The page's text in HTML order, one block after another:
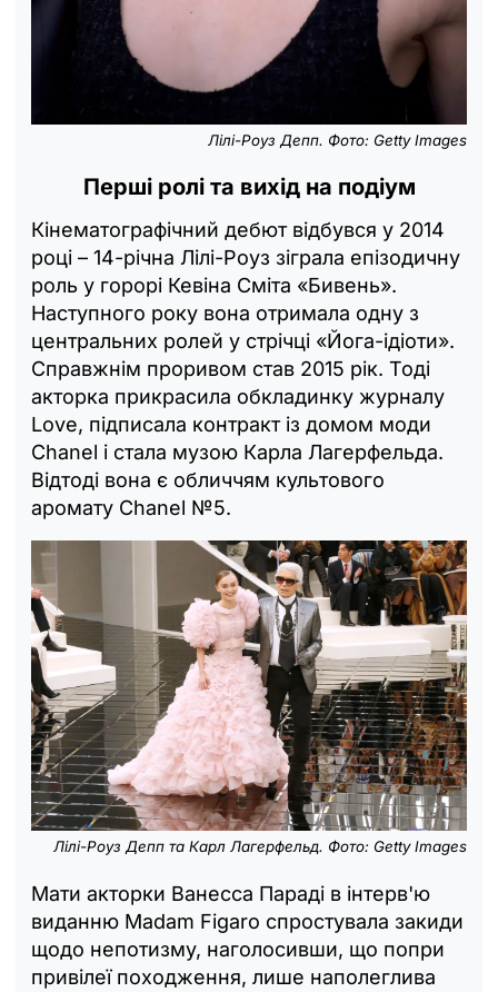
Лілі-Роуз Депп. Фото: Getty Images
Перші ролі та вихід на подіум
Кінематографічний дебют відбувся у 2014
році – 14-річна Лілі-Роуз зіграла епізодичну
роль у горорі Кевіна Сміта «Бивень».
Наступного року вона отримала одну з
центральних ролей у стрічці «Йога-ідіоти».
Справжнім проривом став 2015 рік. Тоді
акторка прикрасила обкладинку журналу
Love, підписала контракт із домом моди
Chanel і стала музою Карла Лагерфельда.
Відтоді вона є обличчям культового
аромату Chanel №5.
Лілі-Роуз Депп та Карл Лагерфельд. Фото: Getty Images
Мати акторки Ванесса Параді в інтерв'ю
виданню Madam Figaro спростувала закиди
щодо непотизму, наголосивши, що попри
привілеї походження, лише наполеглива